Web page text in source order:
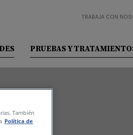
TRABAJA CON
PRUEBAS Y
También
Política de